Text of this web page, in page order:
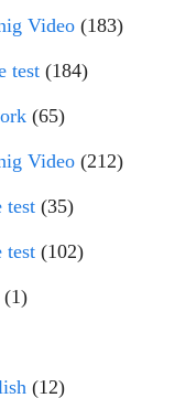
Video (183)
test (184)
(65)
Video (212)
test (35)
test (102)
(1)
(12)